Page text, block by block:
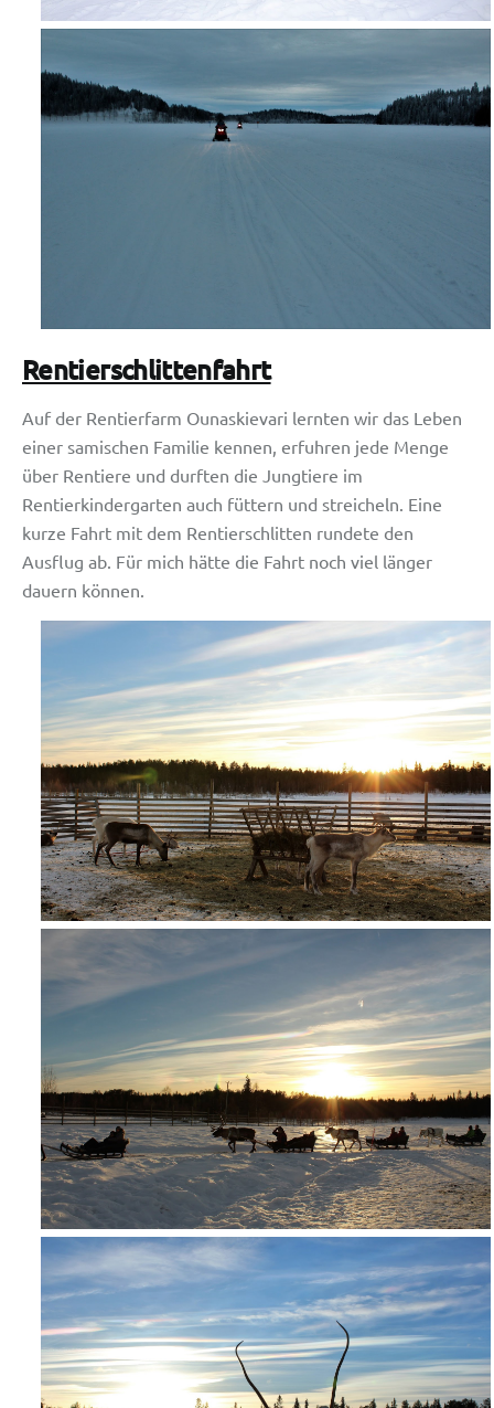
Rentierschlittenfahrt
Auf der Rentierfarm Ounaskievari lernten wir das Leben
einer samischen Familie kennen, erfuhren jede Menge
über Rentiere und durften die Jungtiere im
Rentierkindergarten auch füttern und streicheln. Eine
kurze Fahrt mit dem Rentierschlitten rundete den
Ausflug ab. Für mich hätte die Fahrt noch viel länger
dauern können.